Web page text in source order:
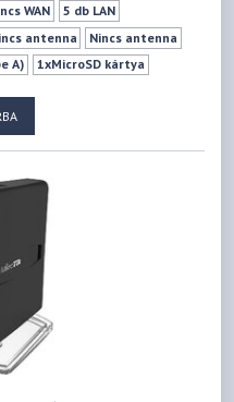
WAN
5 db LAN
antenna
Nincs antenna
A) 1xMicroSD kártya